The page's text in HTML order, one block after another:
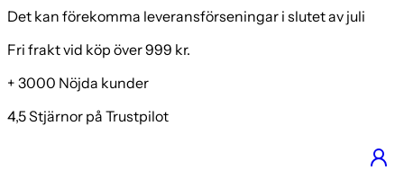
Det kan förekomma leveransförseningar i slutet av juli
Fri frakt vid köp över 999 kr.
+ 3000 Nöjda kunder
4,5 Stjärnor på Trustpilot